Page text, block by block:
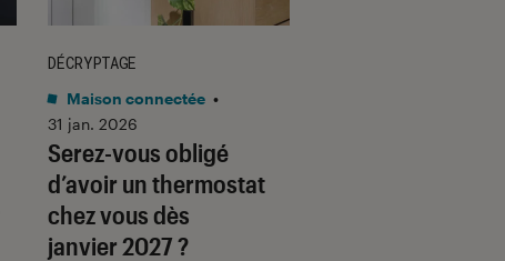
Serez-vous obligé
d’avoir un thermostat
chez vous dès
janvier 2027 ?
DÉCRYPTAGE
Maison connectée •
31 jan. 2026